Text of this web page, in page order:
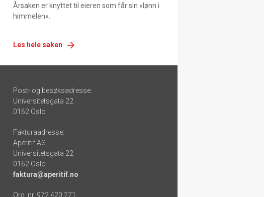
Årsaken er knyttet til eieren som får sin «lønn i
himmelen».
Les hele saken
Post- og besøksadresse:
Universitetsgata 22
0162 Oslo
Fakturaadresse:
Apéritif AS
Universitetsgata 22
0162 Oslo
faktura@aperitif.no
Org. nr. 972 420 271